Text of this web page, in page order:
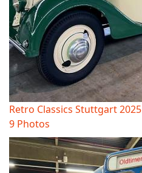
Retro Classics Stuttgart 2025
9 Photos